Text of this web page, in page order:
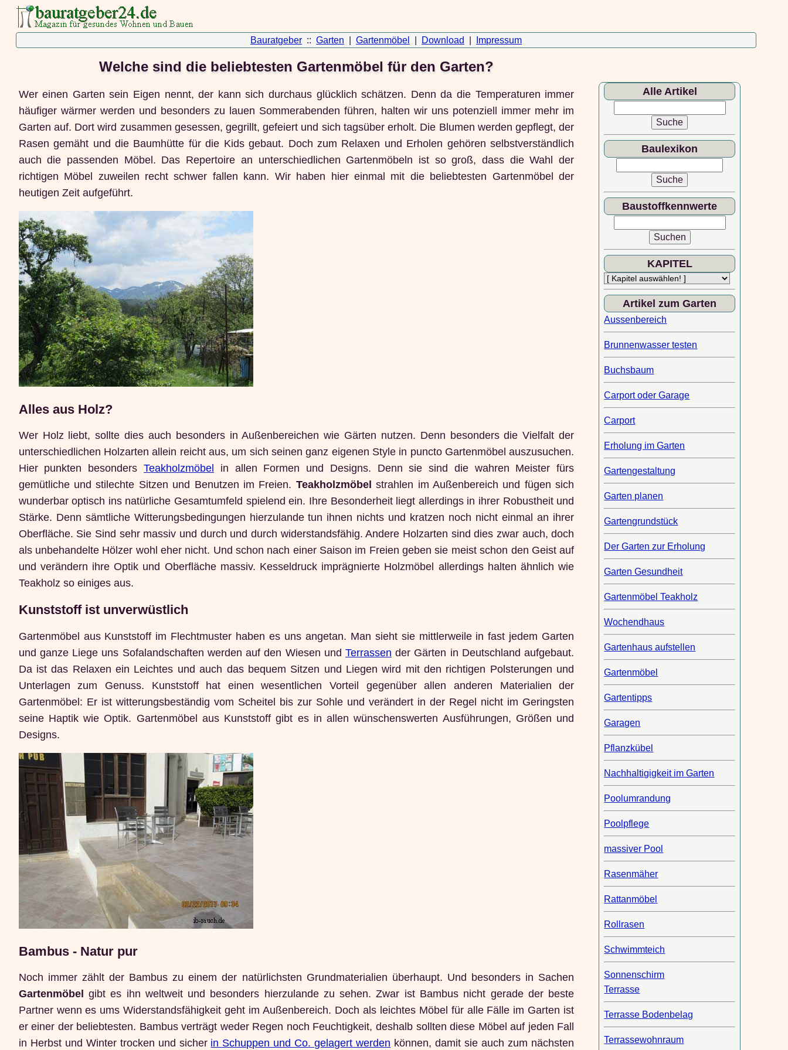
Bauratgeber ::Garten |Gartenmöbel Download Impressum
Welche sind die beliebtesten Gartenmöbel für den Garten?
Wer einen Garten sein Eigen nennt, der kann sich durchaus glücklich schätzen. Denn da die Temperaturen immer
häufiger wärmer werden und besonders zu lauen Sommerabenden führen, halten wir uns potenziell immer mehr im
Garten auf. Dort wird zusammen gesessen, gegrillt, gefeiert und sich tagsüber erholt. Die Blumen werden gepflegt, der
Rasen gemäht und die Baumhütte für die Kids gebaut. Doch zum Relaxen und Erholen gehören selbstverständlich
auch die passenden Möbel. Das Repertoire an unterschiedlichen Gartenmöbeln ist so groß, dass die Wahl der
richtigen Möbel zuweilen recht schwer fallen kann. Wir haben hier einmal mit die beliebtesten Gartenmöbel der
heutigen Zeit aufgeführt.
Alles aus Holz?
Wer Holz liebt, sollte dies auch besonders in Außenbereichen wie Gärten nutzen. Denn besonders die Vielfalt der
unterschiedlichen Holzarten allein reicht aus, um sich seinen ganz eigenen Style in puncto Gartenmöbel auszusuchen.
Hier punkten besonders Teakholzmöbel
in allen Formen und Designs. Denn sie sind die wahren Meister fürs
gemütliche und stilechte Sitzen und Benutzen im Freien. Teakholzmöbel strahlen im Außenbereich und fügen sich
wunderbar optisch ins natürliche Gesamtumfeld spielend ein. Ihre Besonderheit liegt allerdings in ihrer Robustheit und
Stärke. Denn sämtliche Witterungsbedingungen hierzulande tun ihnen nichts und kratzen noch nicht einmal an ihrer
Oberfläche. Sie Sind sehr massiv und durch und durch widerstandsfähig. Andere Holzarten sind dies zwar auch, doch
als unbehandelte Hölzer wohl eher nicht. Und schon nach einer Saison im Freien geben sie meist schon den Geist auf
und verändern ihre Optik und Oberfläche massiv. Kesseldruck imprägnierte Holzmöbel allerdings halten ähnlich wie
Teakholz so einiges aus.
Kunststoff ist unverwüstlich
Gartenmöbel aus Kunststoff im Flechtmuster haben es uns angetan. Man sieht sie mittlerweile in fast jedem Garten
und ganze Liege uns Sofalandschaften werden auf den Wiesen undTerrassen der Gärten in Deutschland aufgebaut.
Da ist das Relaxen ein Leichtes und auch das bequem Sitzen und Liegen wird mit den richtigen Polsterungen und
Unterlagen zum Genuss. Kunststoff hat einen wesentlichen Vorteil gegenüber allen anderen Materialien der
Gartenmöbel: Er ist witterungsbeständig vom Scheitel bis zur Sohle und verändert in der Regel nicht im Geringsten
seine Haptik wie Optik. Gartenmöbel aus Kunststoff gibt es in allen wünschenswerten Ausführungen, Größen und
Designs.
Bambus - Natur pur
Noch immer zählt der Bambus zu einem der natürlichsten Grundmaterialien überhaupt. Und besonders in Sachen
Gartenmöbel
gibt es ihn weltweit und besonders hierzulande zu sehen. Zwar ist Bambus nicht gerade der beste
Partner wenn es ums Widerstandsfähigkeit geht im Außenbereich. Doch als leichtes Möbel für alle Fälle im Garten ist
er einer der beliebtesten. Bambus verträgt weder Regen noch Feuchtigkeit, deshalb sollten diese Möbel auf jeden Fall
in Herbst und Winter trocken und sicher in Schuppen und Co. gelagert werden können, damit sie auch zum nächsten
Alle Artikel
Baulexikon
Baustoffkennwerte
KAPITEL
Artikel zum Garten
Aussenbereich
Brunnenwasser testen
Buchsbaum
Carport oder Garage
Carport
Erholung im Garten
Gartengestaltung
Garten planen
Gartengrundstück
Der Garten zur Erholung
Garten Gesundheit
Gartenmöbel Teakholz
Wochendhaus
Gartenhaus aufstellen
Gartenmöbel
Gartentipps
Garagen
Pflanzkübel
Nachhaltigigkeit im Garten
Poolumrandung
Poolpflege
massiver Pool
Rasenmäher
Rattanmöbel
Rollrasen
Schwimmteich
Sonnenschirm
Terrasse
Terrasse Bodenbelag
Terrassewohnraum